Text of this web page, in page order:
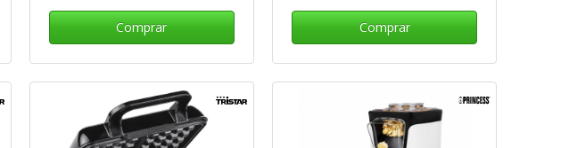
Comprar Comprar